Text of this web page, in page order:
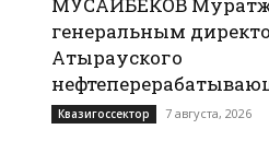
МУСАЙБЕКОВ
генеральным
Атырауского
Квазигоссектор 7 августа, 2026